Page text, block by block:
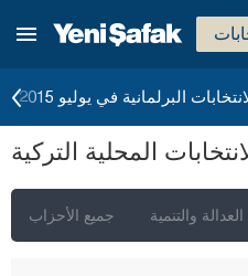
البرلمانية في يوليو 2015
المحلية التركية
جميع الأحزاب والتنمية
أكسراي
أماصيا
أنطاليا
أرداهان
أيدن